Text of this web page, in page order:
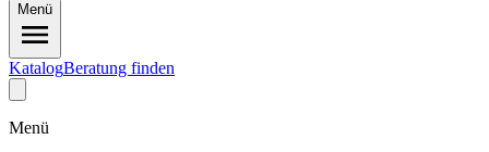
Menü
KatalogBeratung finden
Menü